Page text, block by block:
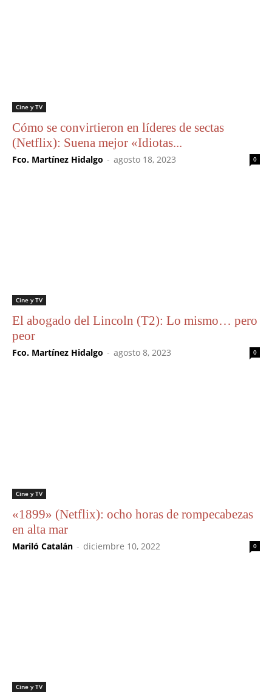
Cine y TV
Cómo se convirtieron en líderes de sectas
(Netflix): Suena mejor «Idiotas...
Fco. Martínez Hidalgo - agosto 18, 2023 0
Cine y TV
El abogado del Lincoln (T2): Lo mismo… pero
peor
Fco. Martínez Hidalgo - agosto 8, 2023 0
Cine y TV
«1899» (Netflix): ocho horas de rompecabezas
en alta mar
Mariló Catalán - diciembre 10, 2022 0
Cine y TV